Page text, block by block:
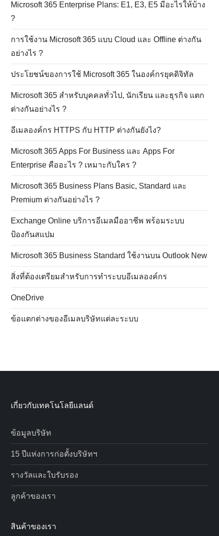
Microsoft 365 Enterprise Plans: E1, E3, E5 มีอะไรให้บ้าง
?
การใช้งาน Microsoft 365 แบบ Cloud และ Offline ต่างกัน
อย่างไร ?
ประโยชน์ของการใช้ Microsoft 365 ในองค์กรยุคดิจิทัล
Microsoft 365 สำหรับบุคคลทั่วไป, นักเรียน และธุรกิจ แตก
ต่างกันอย่างไร ?
อีเมลองค์กร HTTPS กับ HTTP ต่างกันยังไง?
Microsoft 365 Apps For Business และ Apps For
Enterprise คืออะไร ? เหมาะกับใคร ?
Microsoft 365 Business Plans Basic, Standard และ
Premium ต่างกันอย่างไร ?
Exchange Online บริการอีเมลมืออาชีพ พร้อมระบบ
ป้องกันสแปม
Microsoft 365 Business Standard ใช้งานบน Outlook New
สิ่งที่ต้องเตรียมสำหรับการทำระบบอีเมลองค์กร
OneDrive
ข้อแตกต่างของอีเมลบริษัทแต่ละระบบ
เกี่ยวกับเทคโนโลยีแลนด์
ข้อมูลบริษัท
15 ปีแห่งการก่อตั้งบริษัทฯ
รางวัลและใบรับรอง
ลูกค้าของเรา
สินค้าของเรา